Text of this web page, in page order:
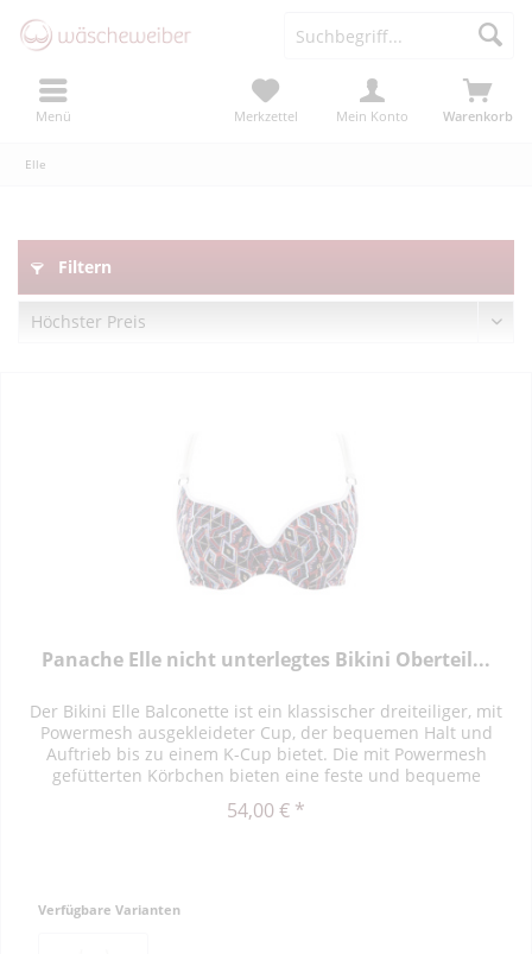
Menü Warenkorb
Merkzettel Mein Konto
Elle
Filtern
Panache Elle nicht unterlegtes Bikini Oberteil...
Der Bikini Elle Balconette ist ein klassischer dreiteiliger, mit
Powermesh ausgekleideter Cup, der bequemen Halt und
Auftrieb bis zu einem K-Cup bietet. Die mit Powermesh
gefütterten Körbchen bieten eine feste und bequeme
Unterstützung...
54,00 € *
Verfügbare Varianten